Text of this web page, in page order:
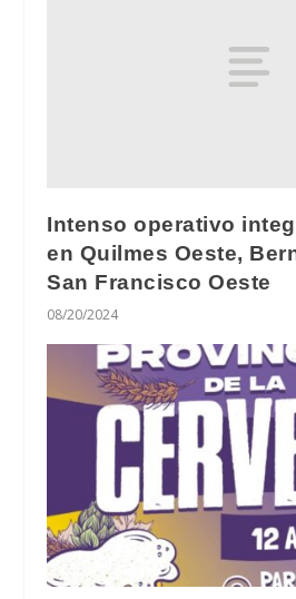
Intenso operativo
en Quilmes Oeste,
San Francisco Oeste
08/20/2024